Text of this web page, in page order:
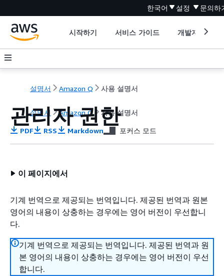
한국어 설정 문의하
시작하기 서비스 가이드 개발자 도구
설명서 Amazon Q 사용 설명서
설명서 Amazon Q 사용 설명서
관리자 권한
PDF RSS Markdown 포커스 모드
이 페이지에서
기계 번역으로 제공되는 번역입니다. 제공된 번역과 원본
영어의 내용이 상충하는 경우에는 영어 버전이 우선합니
다.
기계 번역으로 제공되는 번역입니다. 제공된 번역과 원
본 영어의 내용이 상충하는 경우에는 영어 버전이 우선
합니다.